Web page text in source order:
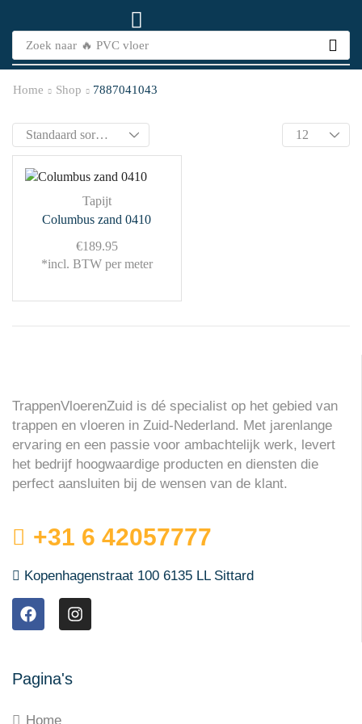
Zoek naar 🔥 PVC vloer
Home Shop 7887041043
Tapijt
Columbus zand 0410
€189.95
*incl. BTW per meter
TrappenVloerenZuid is dé specialist op het gebied van
trappen en vloeren in Zuid-Nederland. Met jarenlange
ervaring en een passie voor ambachtelijk werk, levert
het bedrijf hoogwaardige producten en diensten die
perfect aansluiten bij de wensen van de klant.
+31 6 42057777
Kopenhagenstraat 100 6135 LL Sittard
Pagina's
Home